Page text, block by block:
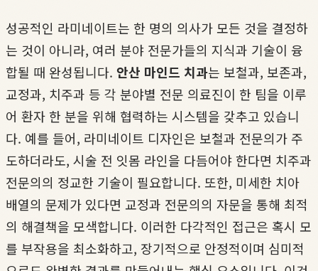
성공적인 라미네이트는 한 명의 의사가 모든 것을 결정하
는 것이 아니라, 여러 분야 전문가들의 지식과 기술이 융
합될 때 완성됩니다. 안산 마인드 치과는 보철과, 보존과,
교정과, 치주과 등 각 분야별 전문 의료진이 한 팀을 이루
어 환자 한 분을 위해 협력하는 시스템을 갖추고 있습니
다. 예를 들어, 라미네이트 디자인은 보철과 전문의가 주
도하더라도, 시술 전 잇몸 라인을 다듬어야 한다면 치주과
전문의의 정교한 기술이 필요합니다. 또한, 미세한 치아
배열의 문제가 있다면 교정과 전문의의 자문을 통해 최적
의 해결책을 모색합니다. 이러한 다각적인 접근은 혹시 모
를 부작용을 최소화하고, 장기적으로 안정적이며 심미적